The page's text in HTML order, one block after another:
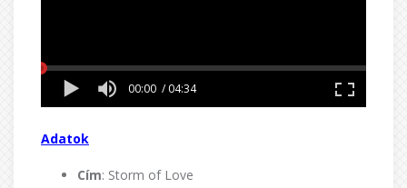
Adatok
Cím: Storm of Love